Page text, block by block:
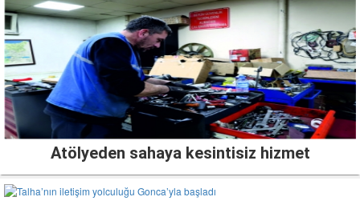
Atölyeden sahaya kesintisiz hizmet